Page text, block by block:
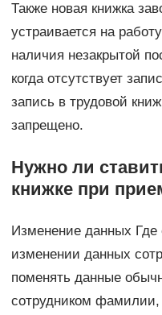
Также новая книжка
устраивается на
наличия незакрытой
когда отсутствует
запись в трудовой
запрещено.
Нужно ли
книжке при
Изменение данных Где
изменении данных
поменять данные
сотрудником